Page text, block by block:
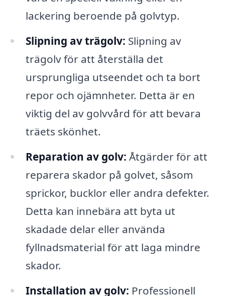
lackering beroende på golvtyp.
Slipning av trägolv: Slipning av
trägolv för att återställa det
ursprungliga utseendet och ta bort
repor och ojämnheter. Detta är en
viktig del av golvvård för att bevara
träets skönhet.
Reparation av golv: Åtgärder för att
reparera skador på golvet, såsom
sprickor, bucklor eller andra defekter.
Detta kan innebära att byta ut
skadade delar eller använda
fyllnadsmaterial för att laga mindre
skador.
Installation av golv: Professionell